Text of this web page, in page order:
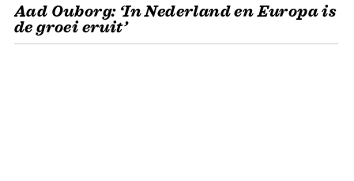
Aad Ouborg: ‘In Nederland en Europa is
de groei eruit’